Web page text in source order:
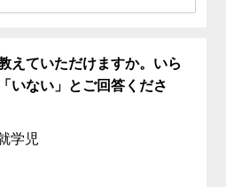
えていただけますか。いら
いない」とご回答くださ
学児